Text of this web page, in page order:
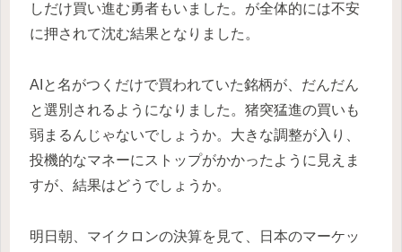
しだけ買い進む勇者もいました。が全体的には不安
に押されて沈む結果となりました。
AIと名がつくだけで買われていた銘柄が、だんだん
と選別されるようになりました。猪突猛進の買いも
弱まるんじゃないでしょうか。大きな調整が入り、
投機的なマネーにストップがかかったように見えま
すが、結果はどうでしょうか。
明日朝、マイクロンの決算を見て、日本のマーケッ